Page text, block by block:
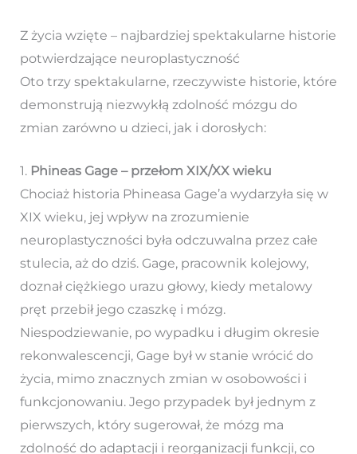
Z życia wzięte – najbardziej spektakularne historie
potwierdzające neuroplastyczność
Oto trzy spektakularne, rzeczywiste historie, które
demonstrują niezwykłą zdolność mózgu do
zmian zarówno u dzieci, jak i dorosłych:
1. Phineas Gage – przełom XIX/XX wieku
Chociaż historia Phineasa Gage’a wydarzyła się w
XIX wieku, jej wpływ na zrozumienie
neuroplastyczności była odczuwalna przez całe
stulecia, aż do dziś. Gage, pracownik kolejowy,
doznał ciężkiego urazu głowy, kiedy metalowy
pręt przebił jego czaszkę i mózg.
Niespodziewanie, po wypadku i długim okresie
rekonwalescencji, Gage był w stanie wrócić do
życia, mimo znacznych zmian w osobowości i
funkcjonowaniu. Jego przypadek był jednym z
pierwszych, który sugerował, że mózg ma
zdolność do adaptacji i reorganizacji funkcji, co